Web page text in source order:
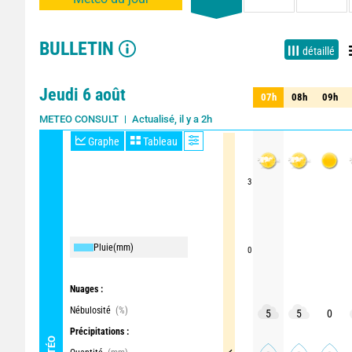
BULLETIN détaillé
Jeudi 6 août
METEO CONSULT Actualisé, il y a 2h
Graphe Tableau
Pluie(mm)
Nuages :
Nébulosité (%)
Précipitations :
3
0
07h 08h 09h
07h 08h 09h
5 5 0